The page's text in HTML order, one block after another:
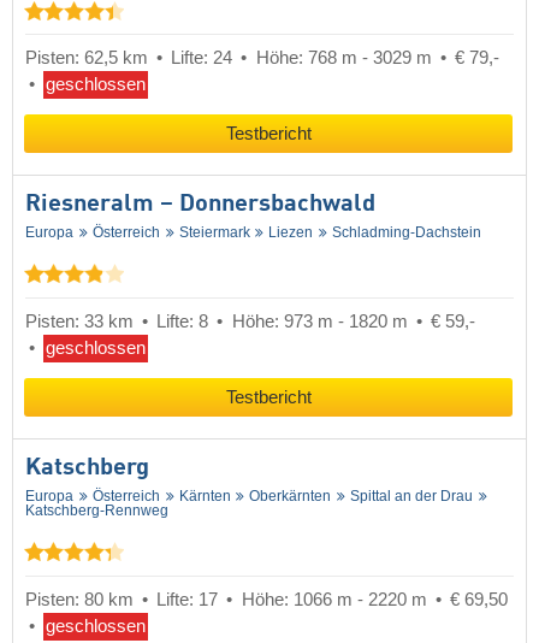
Pisten: 62,5 km Lifte: 24 Höhe: 768 m - 3029 m
€ 79,-
geschlossen
Testbericht
Riesneralm – Donnersbachwald
Europa Österreich Steiermark Liezen Schladming-Dachstein
Pisten: 33 km Lifte: 8 Höhe: 973 m - 1820 m
€ 59,-
geschlossen
Testbericht
Katschberg
Europa Österreich Kärnten Oberkärnten
Spittal an der Drau
Katschberg-Rennweg
Pisten: 80 km Lifte: 17 Höhe: 1066 m - 2220 m
€ 69,50
geschlossen